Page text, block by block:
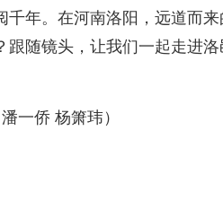
千年。在河南洛阳，远道而
随镜头，让我们一起走进洛
一侨 杨箫玮）